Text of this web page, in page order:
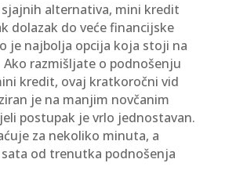
sjajnih alternativa, mini kredit
dolazak do veće financijske
je najbolja opcija koja stoji na
Ako razmišljate o podnošenju
kredit, ovaj kratkoročni vid
je na manjim novčanim
postupak je vrlo jednostavan.
za nekoliko minuta, a
od trenutka podnošenja